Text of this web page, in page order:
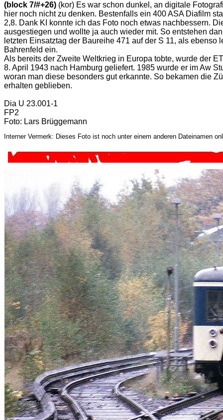
(block 7/#+26) (kor) Es war schon dunkel, an digitale
hier noch nicht zu denken. Bestenfalls ein 400 ASA Diafilm
2,8. Dank KI konnte ich das Foto noch etwas nachbessern.
ausgestiegen und wollte ja auch wieder mit. So entstehen
letzten Einsatztag der Baureihe 471 auf der S 11, als
Bahrenfeld ein.
Als bereits der Zweite Weltkrieg in Europa tobte, wurde der
8. April 1943 nach Hamburg geliefert. 1985 wurde er im Aw
woran man diese besonders gut erkannte. So bekamen die
erhalten geblieben.
Dia U 23.001-1
FP2
Foto: Lars Brüggemann
Interner Vermerk: Dieses Foto ist noch unter einem anderen Dateinamen